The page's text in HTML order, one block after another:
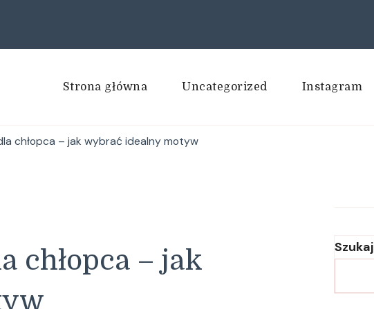
Strona główna Uncategorized Instagram
chłopca – jak wybrać idealny motyw
chłopca – jak
Szukaj